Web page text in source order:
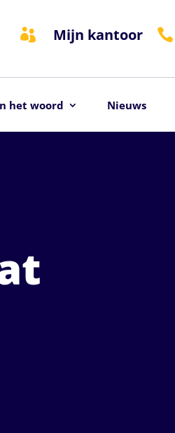
 Mijn kantoor 
het woord Nieuws